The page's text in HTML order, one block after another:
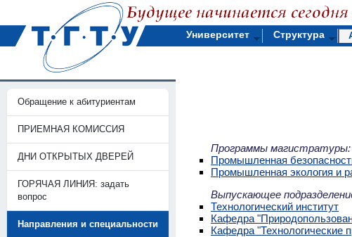
Университет Структура
Обращение к абитуриентам
ПРИЕМНАЯ КОМИССИЯ
ДНИ ОТКРЫТЫХ ДВЕРЕЙ
ГОРЯЧАЯ ЛИНИЯ: задать
вопрос
Направления и специальности
Программы магистратуры:
Промышленная
Промышленная экология и
Выпускающее
Технологический институт
Кафедра
Кафедра "Технологические